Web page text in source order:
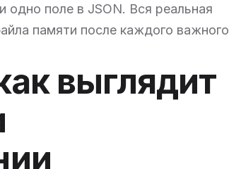
поле в JSON. Вся реальная
памяти после каждого важного
выглядит